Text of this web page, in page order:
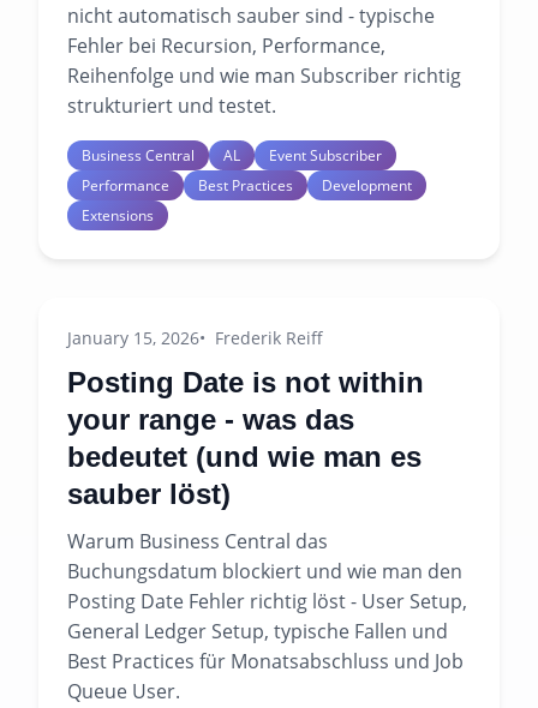
nicht automatisch sauber sind - typische
Fehler bei Recursion, Performance,
Reihenfolge und wie man Subscriber richtig
strukturiert und testet.
Business Central AL
Event Subscriber
Performance
Best Practices
Development
Extensions
January 15, 2026 Frederik Reiff
Posting Date is not within
your range - was das
bedeutet (und wie man es
sauber löst)
Warum Business Central das
Buchungsdatum blockiert und wie man den
Posting Date Fehler richtig löst - User Setup,
General Ledger Setup, typische Fallen und
Best Practices für Monatsabschluss und Job
Queue User.